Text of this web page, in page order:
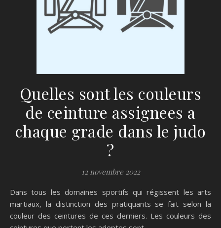
Quelles sont les couleurs
de ceinture assignees a
chaque grade dans le judo
?
12 novembre 2022
Dans tous les domaines sportifs qui régissent les arts
martiaux, la distinction des pratiquants se fait selon la
couleur des ceintures de ces derniers. Les couleurs des